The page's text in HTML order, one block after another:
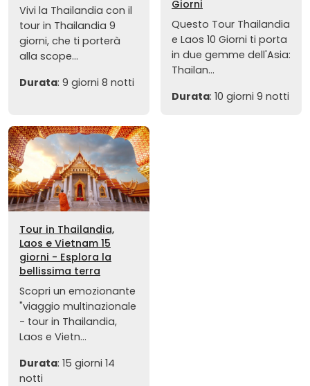
Vivi la Thailandia con il
tour in Thailandia 9
giorni, che ti porterà
alla scope...
Durata: 9 giorni 8 notti
Giorni
Questo Tour Thailandia
e Laos 10 Giorni ti porta
in due gemme dell'Asia:
Thailan...
Durata: 10 giorni 9 notti
Tour in Thailandia,
Laos e Vietnam 15
giorni - Esplora la
bellissima terra
Scopri un emozionante
"viaggio multinazionale
- tour in Thailandia,
Laos e Vietn...
Durata: 15 giorni 14
notti